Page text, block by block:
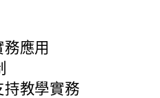
應用
教學實務